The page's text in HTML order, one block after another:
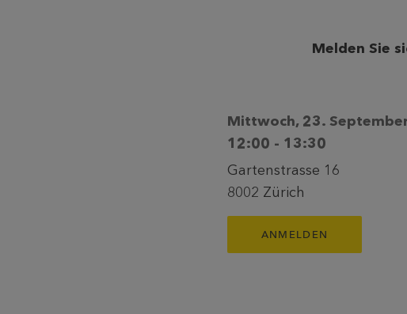
Melden Sie
Mittwoch, 23.
12:00 - 13:30
Gartenstrasse 16
8002 Zürich
ANMELDEN